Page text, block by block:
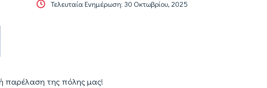
Τελευταία Ενημέρωση: 30 Οκτωβρίου, 2025
παρέλαση της πόλης μας!